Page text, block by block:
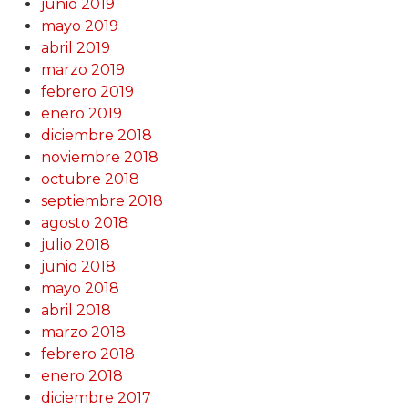
junio 2019
mayo 2019
abril 2019
marzo 2019
febrero 2019
enero 2019
diciembre 2018
noviembre 2018
octubre 2018
septiembre 2018
agosto 2018
julio 2018
junio 2018
mayo 2018
abril 2018
marzo 2018
febrero 2018
enero 2018
diciembre 2017